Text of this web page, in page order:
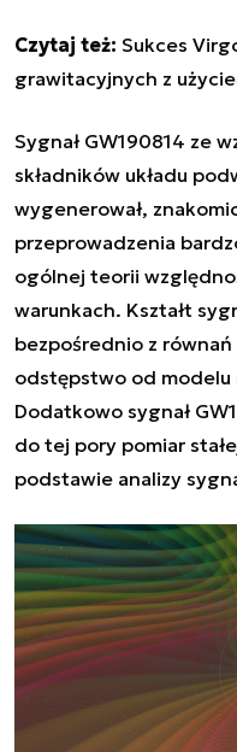
Czytaj też: Sukces
grawitacyjnych z
Sygnał GW190814 ze
składników układu
wygenerował,
przeprowadzenia
ogólnej teorii
warunkach. Kształt
bezpośrednio z
odstępstwo od modelu
Dodatkowo sygnał
do tej pory pomiar
podstawie analizy